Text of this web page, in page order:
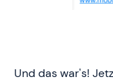
Und das war's!